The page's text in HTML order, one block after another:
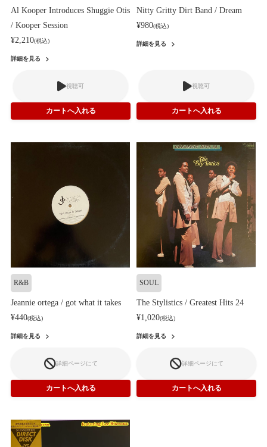
Al Kooper Introduces Shuggie Otis
/ Kooper Session
¥2,210(税込)
詳細を見る
視聴可
Nitty Gritty Dirt Band / Dream
¥980(税込)
詳細を見る
視聴可
R&B
Jeannie ortega / got what it takes
¥440(税込)
詳細を見る
詳細ページにて
SOUL
The Stylistics / Greatest Hits 24
¥1,020(税込)
詳細を見る
詳細ページにて